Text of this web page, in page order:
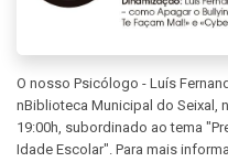
O nosso Psicólogo - Luís
nBiblioteca Municipal do Seixal,
19:00h, subordinado ao tema
Idade Escolar". Para mais